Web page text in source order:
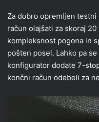
Za dobro opremljen
račun olajšati za skoraj
kompleksnost pogona in
pošten posel. Lahko pa
konfigurator dodate 7-
končni račun odebeli za